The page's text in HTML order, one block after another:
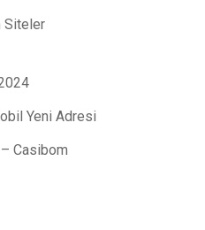
Siteler
Yeni Adresi
Casibom